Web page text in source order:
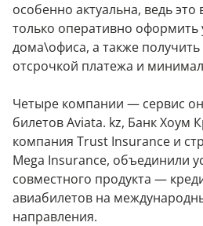
особенно актуальна, ведь
только оперативно оформить
дома\офиса, а также
отсрочкой платежа и
Четыре компании — сервис
билетов Aviata. kz, Банк Хоум
компания Trust Insurance и
Mega Insurance, объединили
совместного продукта —
авиабилетов на
направления.